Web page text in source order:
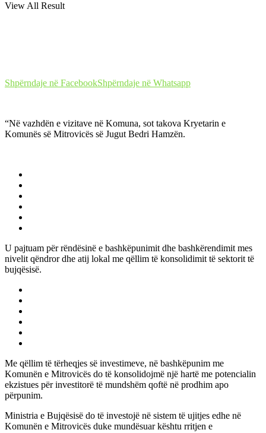
View All Result
Shpërndaje në FacebookShpërndaje në Whatsapp
“Në vazhdën e vizitave në Komuna, sot takova Kryetarin e
Komunës së Mitrovicës së Jugut Bedri Hamzën.
U pajtuam për rëndësinë e bashkëpunimit dhe bashkërendimit mes
nivelit qëndror dhe atij lokal me qëllim të konsolidimit të sektorit të
bujqësisë.
Me qëllim të tërheqjes së investimeve, në bashkëpunim me
Komunën e Mitrovicës do të konsolidojmë një hartë me potencialin
ekzistues për investitorë të mundshëm qoftë në prodhim apo
përpunim.
Ministria e Bujqësisë do të investojë në sistem të ujitjes edhe në
Komunën e Mitrovicës duke mundësuar kështu rritjen e